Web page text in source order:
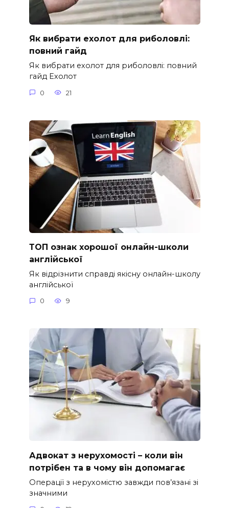
Як вибрати ехолот для риболовлі:
повний гайд
Як вибрати ехолот для риболовлі: повний
гайд Ехолот
0 21
ТОП ознак хорошої онлайн-школи
англійської
Як відрізнити справді якісну онлайн-школу
англійської
0 9
Адвокат з нерухомості – коли він
потрібен та в чому він допомагає
Операції з нерухомістю завжди пов’язані зі
значними